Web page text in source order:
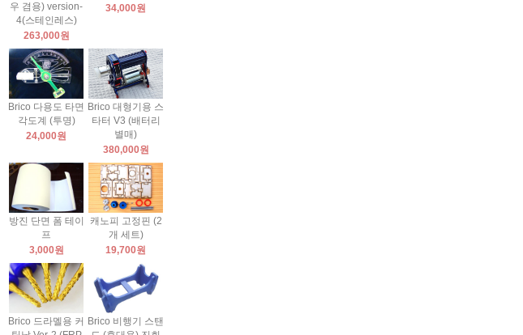
우 겸용) version-
4(스테인레스)
263,000원
34,000원
Brico 다용도 타면
각도계 (투명)
24,000원
Brico 대형기용 스
타터 V3 (배터리
별매)
380,000원
방진 단면 폼 테이
프
3,000원
캐노피 고정핀 (2
개 세트)
19,700원
Brico 드라멜용 커
Brico 비행기 스탠